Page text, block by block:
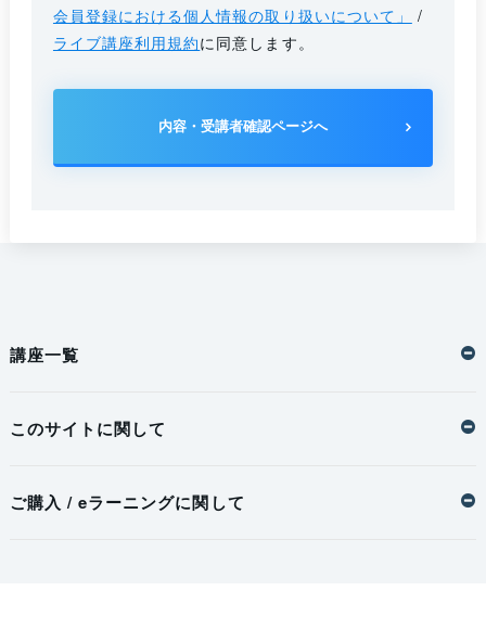
会員登録における個人情報の取り扱いについて」
/
ライブ講座利用規約に同意します。
内容・受講者確認ページへ
講座一覧
このサイトに関して
ご購入 / eラーニングに関して